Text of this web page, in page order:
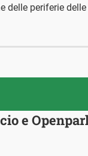
delle periferie
e